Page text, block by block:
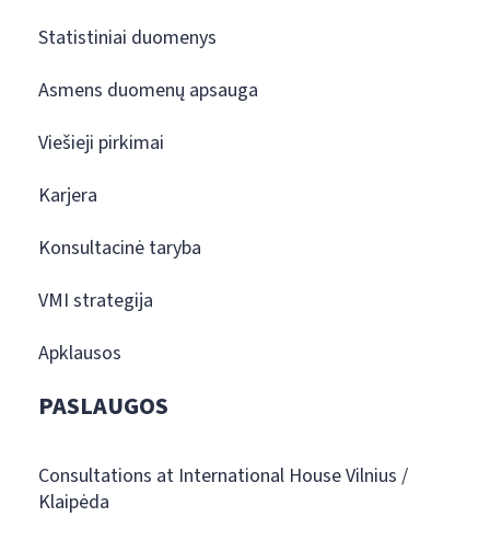
Statistiniai duomenys
Asmens duomenų apsauga
Viešieji pirkimai
Karjera
Konsultacinė taryba
VMI strategija
Apklausos
PASLAUGOS
Consultations at International House Vilnius /
Klaipėda